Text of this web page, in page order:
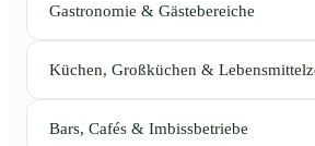
Gastronomie & Gästebereiche
Küchen, Großküchen &
Bars, Cafés & Imbissbetriebe